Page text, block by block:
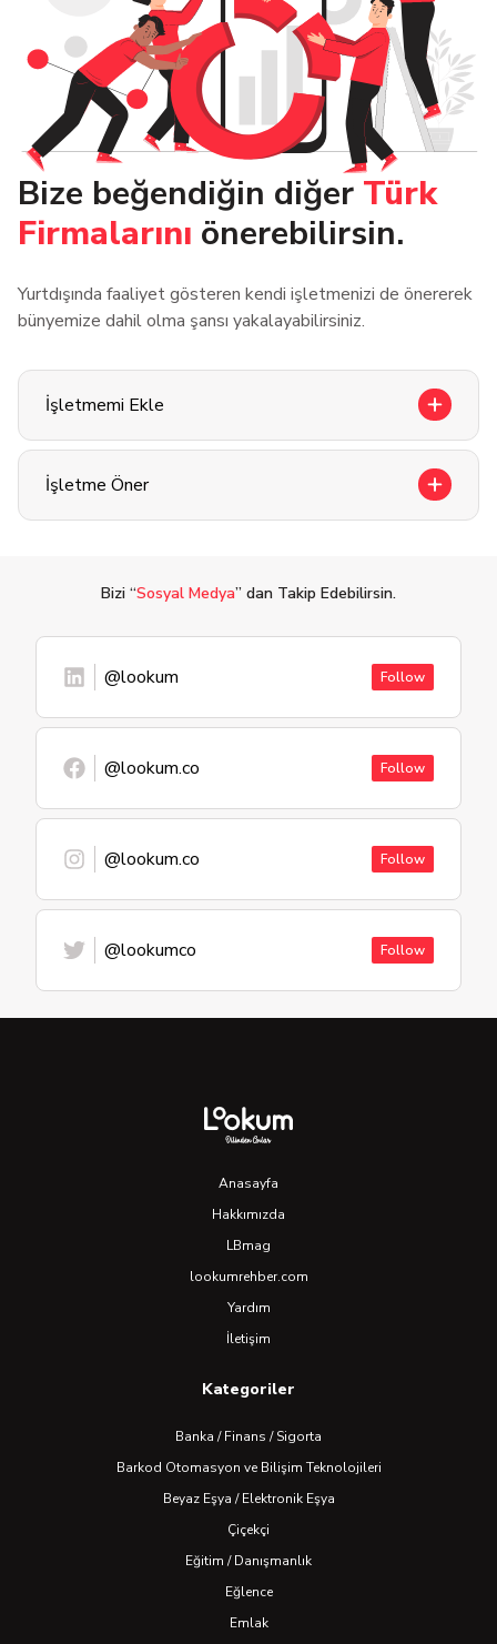
Bize beğendiğin diğer Türk
Firmalarını önerebilirsin.
Yurtdışında faaliyet gösteren kendi işletmenizi de önererek
bünyemize dahil olma şansı yakalayabilirsiniz.
İşletmemi Ekle
İşletme Öner
Bizi “Sosyal Medya” dan Takip Edebilirsin.
@lookum Follow
@lookum.co Follow
@lookum.co Follow
@lookumco Follow
Anasayfa
Hakkımızda
LBmag
lookumrehber.com
Yardım
İletişim
Kategoriler
Banka / Finans / Sigorta
Barkod Otomasyon ve Bilişim Teknolojileri
Beyaz Eşya / Elektronik Eşya
Çiçekçi
Eğitim / Danışmanlık
Eğlence
Emlak